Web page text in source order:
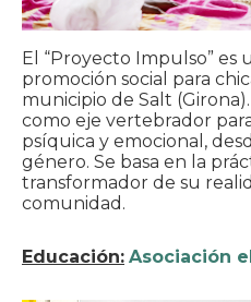
El “Proyecto Impulso” es
promoción social para
municipio de Salt
como eje vertebrador
psíquica y emocional,
género. Se basa en la
transformador de su
comunidad.
Educación: Asociación